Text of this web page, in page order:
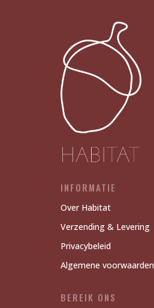
aantal
INFORMATIE
Over Habitat
Verzending & Levering
Privacybeleid
Algemene voorwaarden
BEREIK ONS